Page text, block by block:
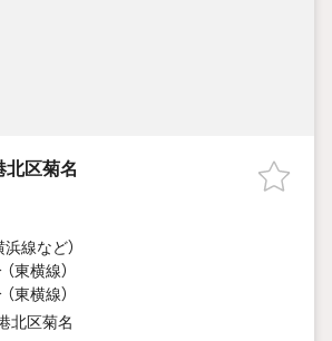
北区菊名
浜線など）
東横線）
東横線）
北区菊名